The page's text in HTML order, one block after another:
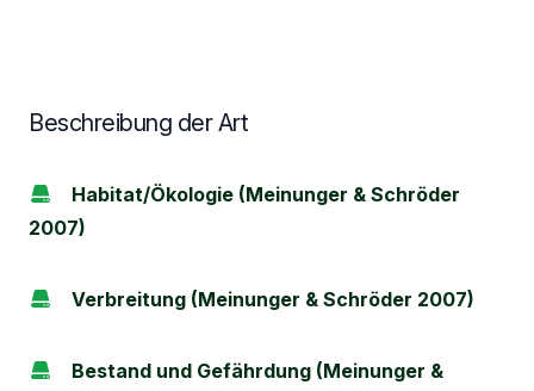
Beschreibung der Art
Habitat/Ökologie (Meinunger & Schröder
2007)
Verbreitung (Meinunger & Schröder 2007)
Bestand und Gefährdung (Meinunger &